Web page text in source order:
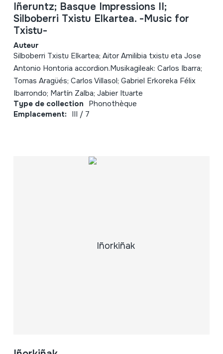
Iñeruntz; Basque Impressions II;
Silboberri Txistu Elkartea. -Music for
Txistu-
Auteur
Silboberri Txistu Elkartea; Aitor Amilibia txistu eta Jose
Antonio Hontoria accordion.Musikagileak: Carlos Ibarra;
Tomas Aragüés; Carlos Villasol; Gabriel Erkoreka Félix
Ibarrondo; Martín Zalba; Jabier Ituarte
Type de collection Phonothèque
Emplacement: III / 7